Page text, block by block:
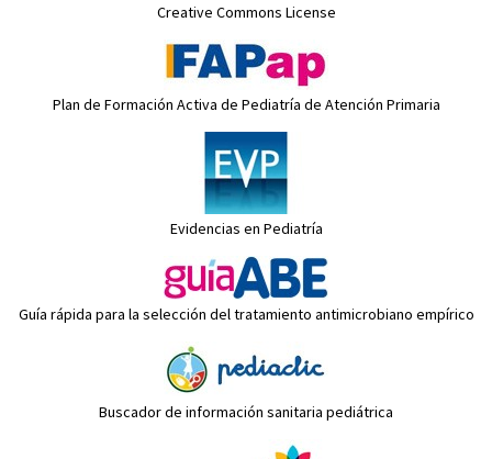
Creative Commons License
Plan de Formación Activa de Pediatría de Atención Primaria
Evidencias en Pediatría
Guía rápida para la selección del tratamiento antimicrobiano empírico
Buscador de información sanitaria pediátrica